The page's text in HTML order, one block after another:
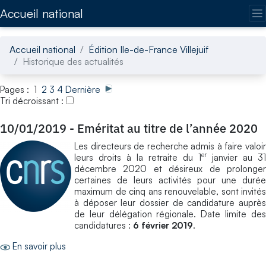
Accueil national
Accueil national
Édition Ile-de-France Villejuif
Historique des actualités
Pages : 1 2 3 4 Dernière
Tri décroissant :
10/01/2019 - Eméritat au titre de l’année 2020
Les directeurs de recherche admis à faire valoir
leurs droits à la retraite du 1er janvier au 31
décembre 2020 et désireux de prolonger
certaines de leurs activités pour une durée
maximum de cinq ans renouvelable, sont invités
à déposer leur dossier de candidature auprès
de leur délégation régionale. Date limite des
candidatures : 6 février 2019.
En savoir plus